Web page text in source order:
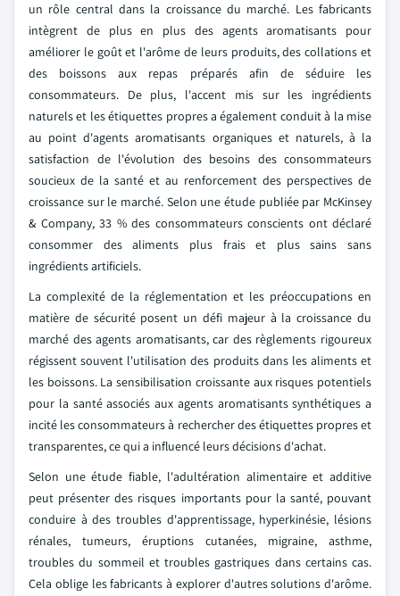
un rôle central dans la croissance du marché. Les fabricants
intègrent de plus en plus des agents aromatisants pour
améliorer le goût et l'arôme de leurs produits, des collations et
des boissons aux repas préparés afin de séduire les
consommateurs. De plus, l'accent mis sur les ingrédients
naturels et les étiquettes propres a également conduit à la mise
au point d'agents aromatisants organiques et naturels, à la
satisfaction de l'évolution des besoins des consommateurs
soucieux de la santé et au renforcement des perspectives de
croissance sur le marché. Selon une étude publiée par McKinsey
& Company, 33 % des consommateurs conscients ont déclaré
consommer des aliments plus frais et plus sains sans
ingrédients artificiels.
La complexité de la réglementation et les préoccupations en
matière de sécurité posent un défi majeur à la croissance du
marché des agents aromatisants, car des règlements rigoureux
régissent souvent l'utilisation des produits dans les aliments et
les boissons. La sensibilisation croissante aux risques potentiels
pour la santé associés aux agents aromatisants synthétiques a
incité les consommateurs à rechercher des étiquettes propres et
transparentes, ce qui a influencé leurs décisions d'achat.
Selon une étude fiable, l'adultération alimentaire et additive
peut présenter des risques importants pour la santé, pouvant
conduire à des troubles d'apprentissage, hyperkinésie, lésions
rénales, tumeurs, éruptions cutanées, migraine, asthme,
troubles du sommeil et troubles gastriques dans certains cas.
Cela oblige les fabricants à explorer d'autres solutions d'arôme.